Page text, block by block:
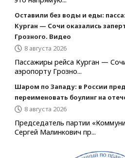
Оставили без воды и еды:
Курган — Сочи оказались
Грозного. Видео
8 августа 2026
Пассажиры рейса Курган —
аэропорту Грозно...
Шаром по Западу: в России
переименовать боулинг на
8 августа 2026
Председатель партии
Сергей Малинкович пр...